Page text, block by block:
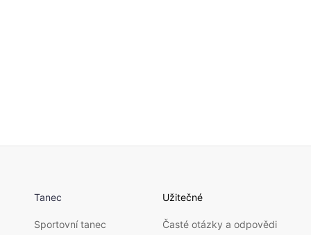
Tanec
Sportovní tanec
Užitečné
Časté otázky a odpovědi